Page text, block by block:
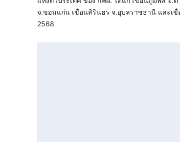
จ.ขอนแก่น เขื่อนสิรินธร จ.อุบลราชธานี และเ
2568